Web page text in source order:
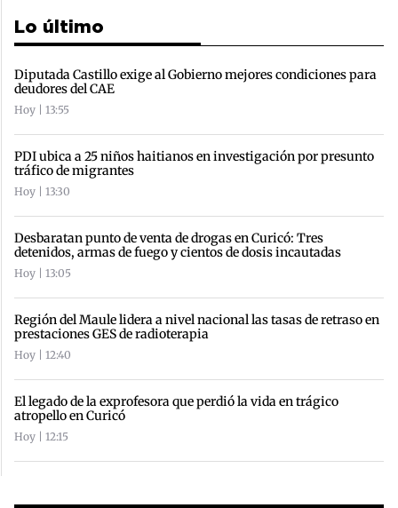
Lo último
Diputada Castillo exige al Gobierno mejores condiciones para
deudores del CAE
Hoy | 13:55
PDI ubica a 25 niños haitianos en investigación por presunto
tráfico de migrantes
Hoy | 13:30
Desbaratan punto de venta de drogas en Curicó: Tres
detenidos, armas de fuego y cientos de dosis incautadas
Hoy | 13:05
Región del Maule lidera a nivel nacional las tasas de retraso en
prestaciones GES de radioterapia
Hoy | 12:40
El legado de la exprofesora que perdió la vida en trágico
atropello en Curicó
Hoy | 12:15